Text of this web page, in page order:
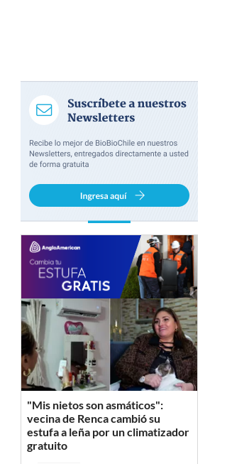
"Mis nietos son asmáticos":
vecina de Renca cambió su
estufa a leña por un climatizador
gratuito